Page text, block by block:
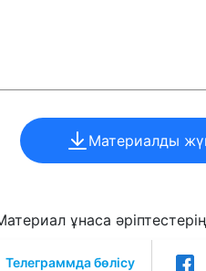
Материалды
ұнаса
Телеграммда бөлісу